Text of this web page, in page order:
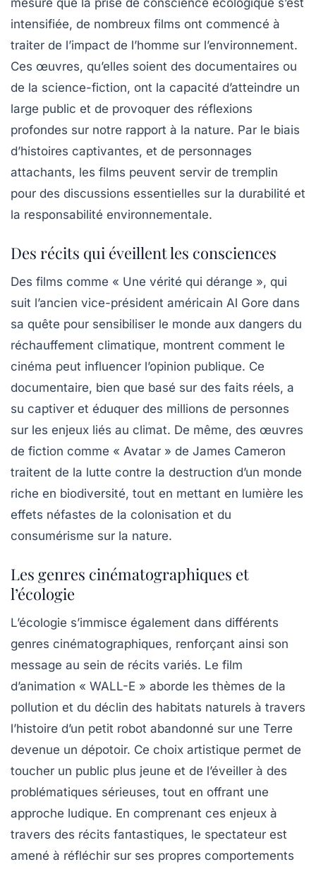
mesure que la prise de conscience écologique s’est
intensifiée, de nombreux films ont commencé à
traiter de l’impact de l’homme sur l’environnement.
Ces œuvres, qu’elles soient des documentaires ou
de la science-fiction, ont la capacité d’atteindre un
large public et de provoquer des réflexions
profondes sur notre rapport à la nature. Par le biais
d’histoires captivantes, et de personnages
attachants, les films peuvent servir de tremplin
pour des discussions essentielles sur la durabilité et
la responsabilité environnementale.
Des récits qui éveillent les consciences
Des films comme « Une vérité qui dérange », qui
suit l’ancien vice-président américain Al Gore dans
sa quête pour sensibiliser le monde aux dangers du
réchauffement climatique, montrent comment le
cinéma peut influencer l’opinion publique. Ce
documentaire, bien que basé sur des faits réels, a
su captiver et éduquer des millions de personnes
sur les enjeux liés au climat. De même, des œuvres
de fiction comme « Avatar » de James Cameron
traitent de la lutte contre la destruction d’un monde
riche en biodiversité, tout en mettant en lumière les
effets néfastes de la colonisation et du
consumérisme sur la nature.
Les genres cinématographiques et
l’écologie
L’écologie s’immisce également dans différents
genres cinématographiques, renforçant ainsi son
message au sein de récits variés. Le film
d’animation « WALL-E » aborde les thèmes de la
pollution et du déclin des habitats naturels à travers
l’histoire d’un petit robot abandonné sur une Terre
devenue un dépotoir. Ce choix artistique permet de
toucher un public plus jeune et de l’éveiller à des
problématiques sérieuses, tout en offrant une
approche ludique. En comprenant ces enjeux à
travers des récits fantastiques, le spectateur est
amené à réfléchir sur ses propres comportements